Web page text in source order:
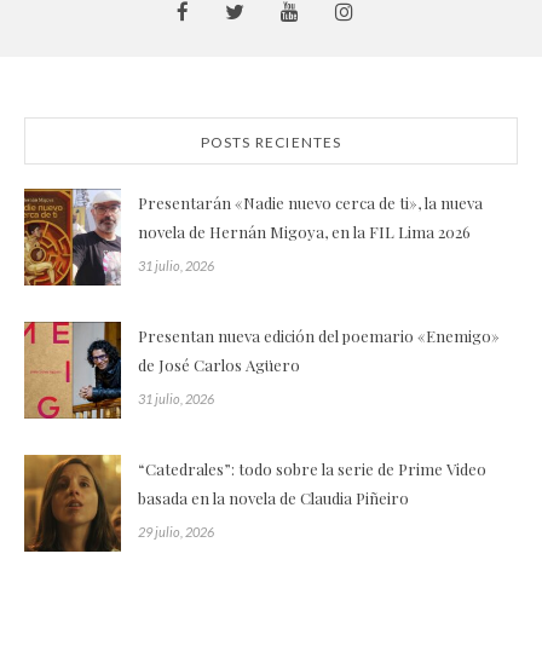
POSTS RECIENTES
Presentarán «Nadie nuevo cerca de ti», la nueva
novela de Hernán Migoya, en la FIL Lima 2026
31 julio, 2026
Presentan nueva edición del poemario «Enemigo»
de José Carlos Agüero
31 julio, 2026
“Catedrales”: todo sobre la serie de Prime Video
basada en la novela de Claudia Piñeiro
29 julio, 2026